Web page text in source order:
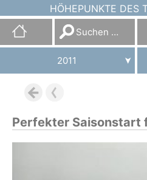
HÖHEPUNKTE DES
Suchen
nach:
2011
Perfekter Saisonstart